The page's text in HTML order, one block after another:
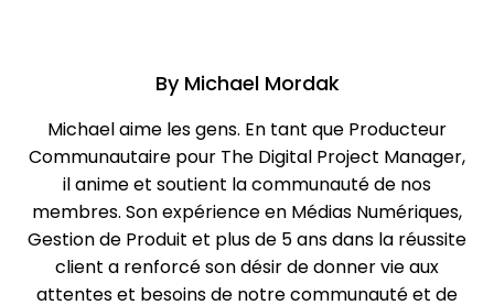
ByMichael Mordak
Michael aime les gens. En tant que Producteur
Communautaire pour The Digital Project Manager,
il anime et soutient la communauté de nos
membres. Son expérience en Médias Numériques,
Gestion de Produit et plus de 5 ans dans la réussite
client a renforcé son désir de donner vie aux
attentes et besoins de notre communauté et de